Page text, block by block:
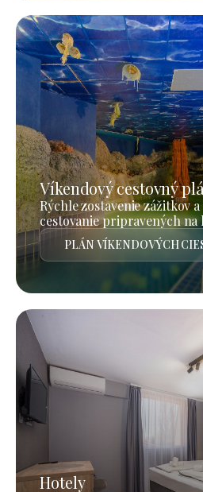
Víkendový cestovný
Rýchle zostavenie zážitkov
cestovanie pripravených na
PLÁN VÍKENDOVÝCH
Hotely